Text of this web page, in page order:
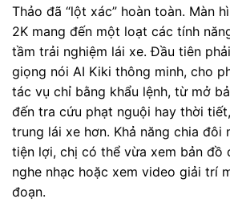
Thảo đã “lột xác” hoàn toàn. Màn
2K mang đến một loạt các tính
tầm trải nghiệm lái xe. Đầu tiên
giọng nói AI Kiki thông minh, cho
tác vụ chỉ bằng khẩu lệnh, từ mở
đến tra cứu phạt nguội hay thời
trung lái xe hơn. Khả năng chia đôi
tiện lợi, chị có thể vừa xem bản đồ
nghe nhạc hoặc xem video giải trí
đoạn.